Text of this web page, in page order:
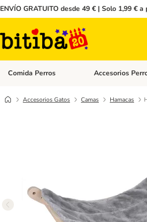
ENVÍO GRATUITO desde 49 € | Solo 1,99 €
Comida Perros Menú de
Accesorios
Accesorios Gatos Camas Hamacas